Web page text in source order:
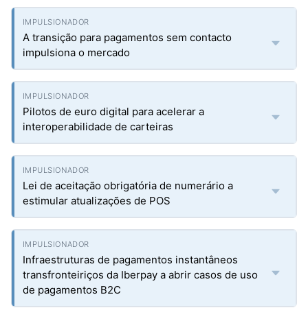
A transição para pagamentos sem contacto
impulsiona o mercado
Pilotos de euro digital para acelerar a
interoperabilidade de carteiras
Lei de aceitação obrigatória de numerário a
estimular atualizações de POS
Infraestruturas de pagamentos instantâneos
transfronteiriços da Iberpay a abrir casos de uso
de pagamentos B2C